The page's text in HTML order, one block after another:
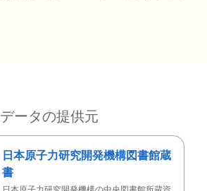
データの提供元
日本原子力研究開発機構図書館蔵
書